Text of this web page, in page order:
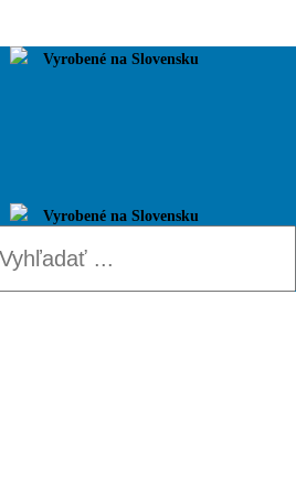
Vyrobené na Slovensku
Vyrobené na Slovensku